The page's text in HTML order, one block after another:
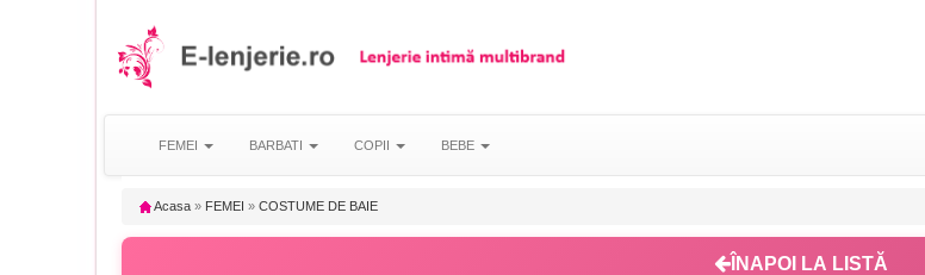
FEMEI BARBATI COPII BEBE
Acasa » FEMEI » COSTUME DE BAIE
ÎNAPOI LA LISTĂ